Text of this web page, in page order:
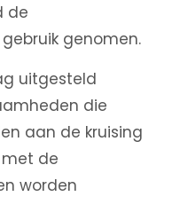
de
genomen.
uitgesteld
die
aan de kruising
de
worden